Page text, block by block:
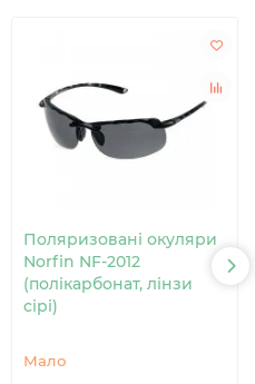
Поляризовані окуляри
Norfin NF-2012
(полікарбонат, лінзи
сірі)
Мало